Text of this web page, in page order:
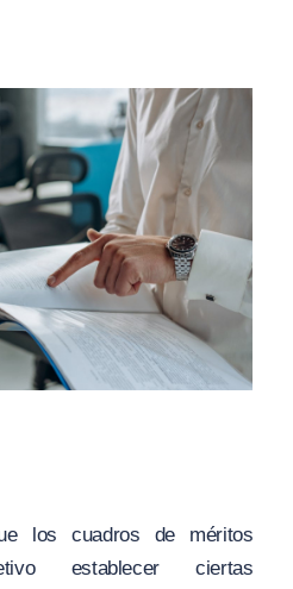
los cuadros de méritos
establecer ciertas